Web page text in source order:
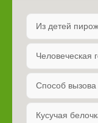
Из детей
Человеческая
Способ вызова
Кусучая